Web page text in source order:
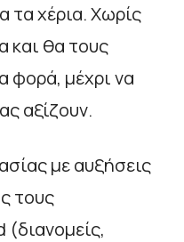
τα χέρια. Χωρίς
και θα τους
φορά, μέχρι να
αξίζουν.
με αυξήσεις
τους
(διανομείς,